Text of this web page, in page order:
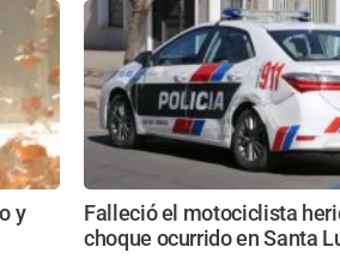
y
Falleció el motociclista
choque ocurrido en Santa